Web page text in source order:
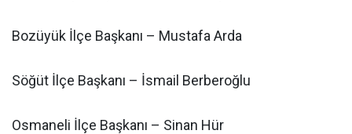
Bozüyük İlçe Başkanı – Mustafa Arda
Söğüt İlçe Başkanı – İsmail Berberoğlu
Osmaneli İlçe Başkanı – Sinan Hür